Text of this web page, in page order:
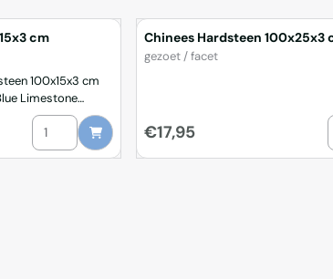
cm
cm
100x15x3 cm
Limestone
dorpel, gevelplaat
Aantal kiezen voor Chinees Hardsteen 100x15x3 cm
Chinees Hardsteen 100x25x3
Merk:
gezoet / facet
Prijs: 17,95
€17,95